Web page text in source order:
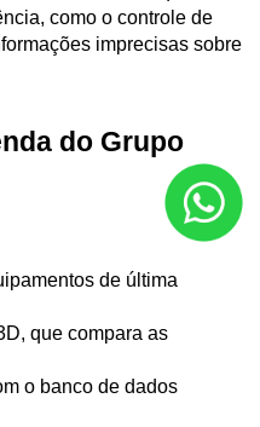
como o controle de
imprecisas sobre
do Grupo
de última
que compara as
o banco de dados